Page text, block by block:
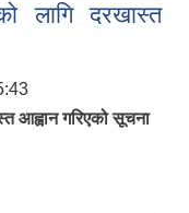
लागि दरखास्त
आह्वान गरिएको सूचना